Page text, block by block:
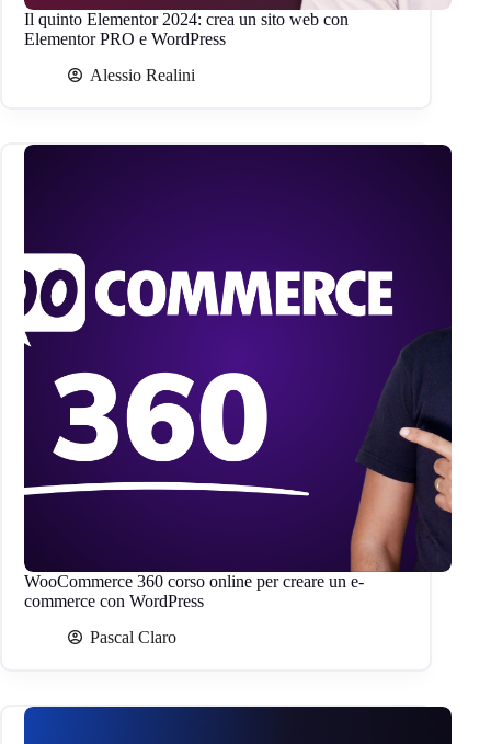
Il quinto Elementor 2024: crea un sito web con
Elementor PRO e WordPress
Alessio Realini
WooCommerce 360 corso online per creare un e-
commerce con WordPress
Pascal Claro